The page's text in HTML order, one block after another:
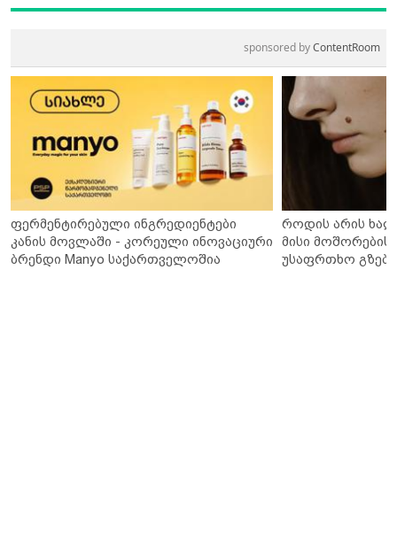
sponsored byContentRoom
ფერმენტირებული ინგრედიენტები
კანის მოვლაში - კორეული ინოვაციური
ბრენდი Manyo საქართველოშია
როდის არის
მისი მოშორების
უსაფრთხო გზები